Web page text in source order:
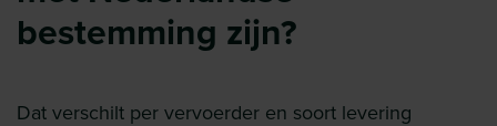
bestemming zijn?
Dat verschilt per vervoerder en soort levering